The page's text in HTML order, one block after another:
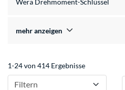
Wera Drehmoment-Schlüssel
mehr anzeigen
1-24 von 414 Ergebnisse
Filtern